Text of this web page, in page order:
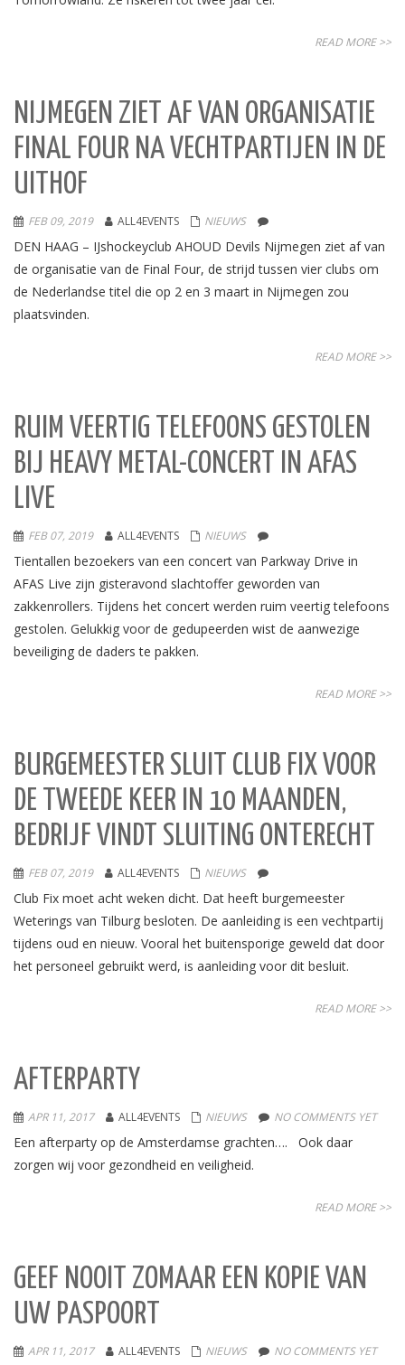
READ MORE >>
NIJMEGEN ZIET AF VAN ORGANISATIE
FINAL FOUR NA VECHTPARTIJEN IN DE
UITHOF
FEB 09, 2019 ALL4EVENTS NIEUWS
DEN HAAG – IJshockeyclub AHOUD Devils Nijmegen ziet af van
de organisatie van de Final Four, de strijd tussen vier clubs om
de Nederlandse titel die op 2 en 3 maart in Nijmegen zou
plaatsvinden.
READ MORE >>
RUIM VEERTIG TELEFOONS GESTOLEN
BIJ HEAVY METAL-CONCERT IN AFAS
LIVE
FEB 07, 2019 ALL4EVENTS NIEUWS
Tientallen bezoekers van een concert van Parkway Drive in
AFAS Live zijn gisteravond slachtoffer geworden van
zakkenrollers. Tijdens het concert werden ruim veertig telefoons
gestolen. Gelukkig voor de gedupeerden wist de aanwezige
beveiliging de daders te pakken.
READ MORE >>
BURGEMEESTER SLUIT CLUB FIX VOOR
DE TWEEDE KEER IN 10 MAANDEN,
BEDRIJF VINDT SLUITING ONTERECHT
FEB 07, 2019 ALL4EVENTS NIEUWS
Club Fix moet acht weken dicht. Dat heeft burgemeester
Weterings van Tilburg besloten. De aanleiding is een vechtpartij
tijdens oud en nieuw. Vooral het buitensporige geweld dat door
het personeel gebruikt werd, is aanleiding voor dit besluit.
READ MORE >>
AFTERPARTY
APR 11, 2017 ALL4EVENTS NIEUWS NO COMMENTS YET
Een afterparty op de Amsterdamse grachten…. Ook daar
zorgen wij voor gezondheid en veiligheid.
READ MORE >>
GEEF NOOIT ZOMAAR EEN KOPIE VAN
UW PASPOORT
APR 11, 2017 ALL4EVENTS NIEUWS NO COMMENTS YET